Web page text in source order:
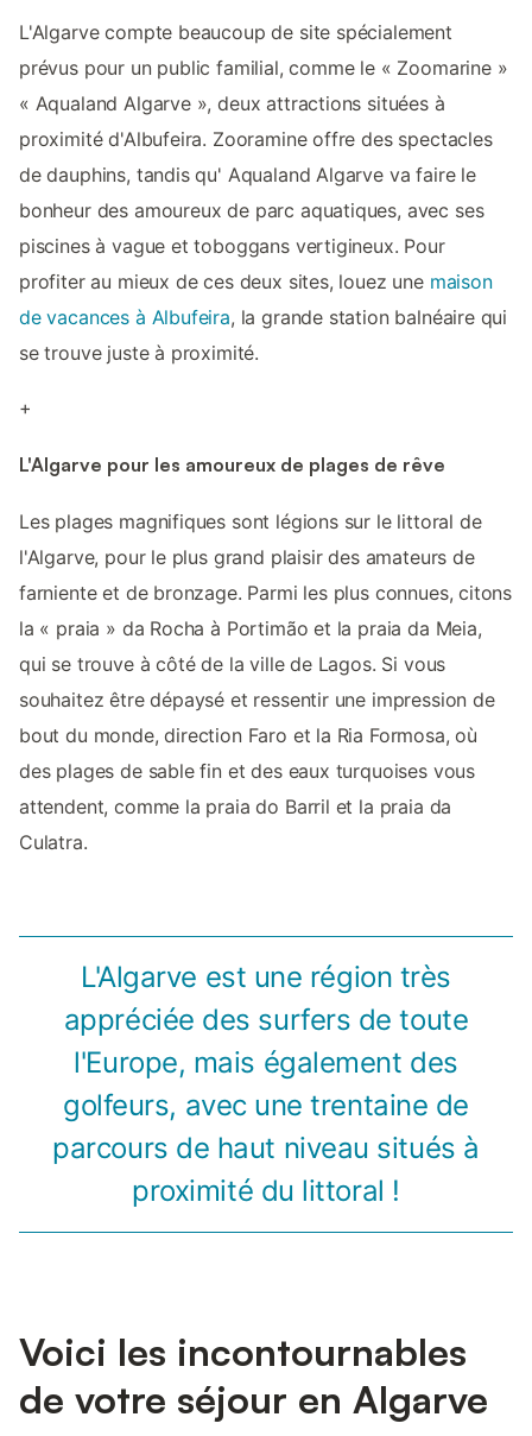
L'Algarve compte beaucoup de site spécialement
prévus pour un public familial, comme le « Zoomarine »
« Aqualand Algarve », deux attractions situées à
proximité d'Albufeira. Zooramine offre des spectacles
de dauphins, tandis qu' Aqualand Algarve va faire le
bonheur des amoureux de parc aquatiques, avec ses
piscines à vague et toboggans vertigineux. Pour
profiter au mieux de ces deux sites, louez une maison
de vacances à Albufeira, la grande station balnéaire qui
se trouve juste à proximité.
+
L'Algarve pour les amoureux de plages de rêve
Les plages magnifiques sont légions sur le littoral de
l'Algarve, pour le plus grand plaisir des amateurs de
farniente et de bronzage. Parmi les plus connues, citons
la « praia » da Rocha à Portimão et la praia da Meia,
qui se trouve à côté de la ville de Lagos. Si vous
souhaitez être dépaysé et ressentir une impression de
bout du monde, direction Faro et la Ria Formosa, où
des plages de sable fin et des eaux turquoises vous
attendent, comme la praia do Barril et la praia da
Culatra.
L'Algarve est une région très
appréciée des surfers de toute
l'Europe, mais également des
golfeurs, avec une trentaine de
parcours de haut niveau situés à
proximité du littoral !
Voici les incontournables
de votre séjour en Algarve